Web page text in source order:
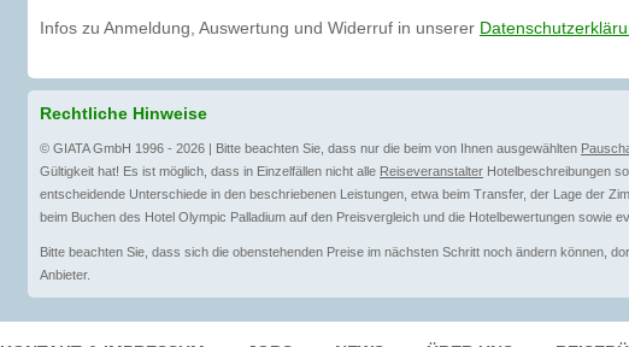
Infos zu Anmeldung, Auswertung und Widerruf in unserer
Rechtliche Hinweise
© GIATA GmbH 1996 - 2026 | Bitte beachten Sie, dass nur die beim von Ihnen ausgewählten
Gültigkeit hat! Es ist möglich, dass in Einzelfällen nicht alle Reiseveranstalter Hotelbeschreibungen
entscheidende Unterschiede in den beschriebenen Leistungen, etwa beim Transfer, der Lage der
beim Buchen des Hotel Olympic Palladium auf den Preisvergleich und die Hotelbewertungen sowie
Bitte beachten Sie, dass sich die obenstehenden Preise im nächsten Schritt noch ändern können,
Anbieter.